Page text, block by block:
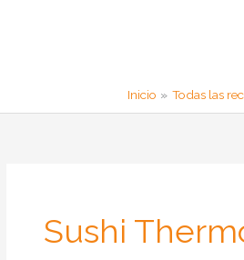
Inicio Todas las
Sushi